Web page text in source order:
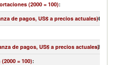
(2000 = 100):
de pagos, US$ a precios actuales):
de pagos, US$ a precios actuales):
-
= 100):